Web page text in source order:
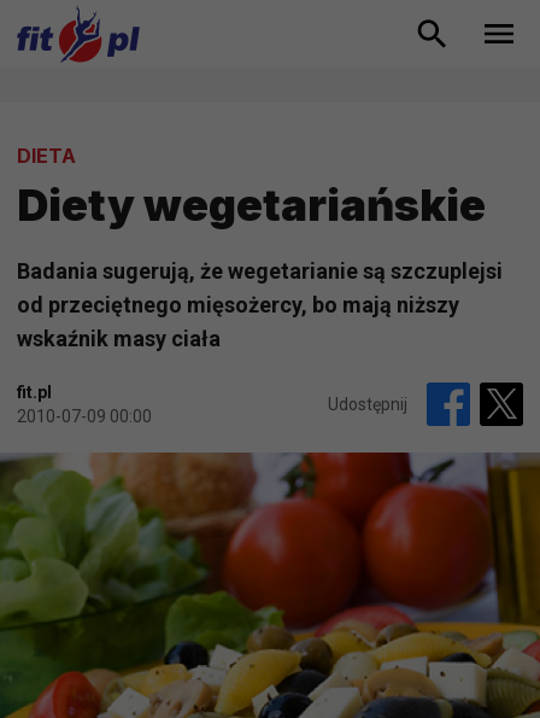
DIETA
Diety wegetariańskie
Badania sugerują, że wegetarianie są szczuplejsi
od przeciętnego mięsożercy, bo mają niższy
wskaźnik masy ciała
fit.pl
2010-07-09 00:00
Udostępnij